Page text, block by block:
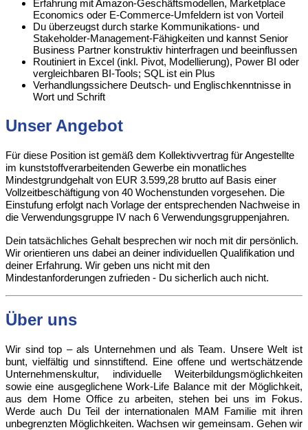
Erfahrung mit Amazon-Geschäftsmodellen, Marketplace
Economics oder E-Commerce-Umfeldern ist von Vorteil
Du überzeugst durch starke Kommunikations- und
Stakeholder-Management-Fähigkeiten und kannst Senior
Business Partner konstruktiv hinterfragen und beeinflussen
Routiniert in Excel (inkl. Pivot, Modellierung), Power BI oder
vergleichbaren BI-Tools; SQL ist ein Plus
Verhandlungssichere Deutsch- und Englischkenntnisse in
Wort und Schrift
Unser Angebot
Für diese Position ist gemäß dem Kollektivvertrag für Angestellte
im kunststoffverarbeitenden Gewerbe ein monatliches
Mindestgrundgehalt von EUR 3.599,28 brutto auf Basis einer
Vollzeitbeschäftigung von 40 Wochenstunden vorgesehen. Die
Einstufung erfolgt nach Vorlage der entsprechenden Nachweise in
die Verwendungsgruppe IV nach 6 Verwendungsgruppenjahren.
Dein tatsächliches Gehalt besprechen wir noch mit dir persönlich.
Wir orientieren uns dabei an deiner individuellen Qualifikation und
deiner Erfahrung. Wir geben uns nicht mit den
Mindestanforderungen zufrieden - Du sicherlich auch nicht.
Über uns
Wir sind top – als Unternehmen und als Team. Unsere Welt ist
bunt, vielfältig und sinnstiftend. Eine offene und wertschätzende
Unternehmenskultur, individuelle Weiterbildungsmöglichkeiten
sowie eine ausgeglichene Work-Life Balance mit der Möglichkeit,
aus dem Home Office zu arbeiten, stehen bei uns im Fokus.
Werde auch Du Teil der internationalen MAM Familie mit ihren
unbegrenzten Möglichkeiten. Wachsen wir gemeinsam. Gehen wir